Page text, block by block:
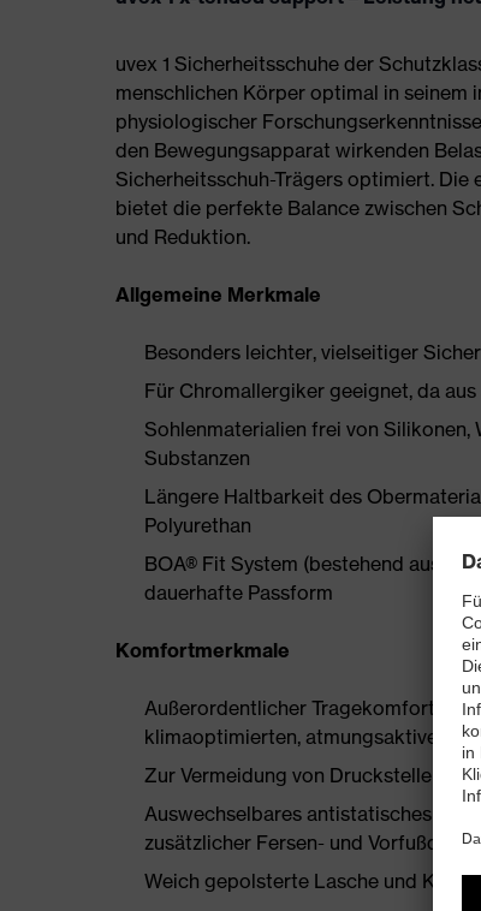
uvex 1 Sicherheitsschuhe der
menschlichen Körper optimal in seinem
physiologischer
den Bewegungsapparat wirkenden
Sicherheitsschuh-Trägers optimiert.
bietet die perfekte Balance zwischen
und Reduktion.
Allgemeine Merkmale
Besonders leichter, vielseitiger
Für Chromallergiker geeignet, da
Sohlenmaterialien frei von
Substanzen
Längere Haltbarkeit des
Polyurethan
BOA® Fit System (bestehend aus
dauerhafte Passform
Komfortmerkmale
Außerordentlicher Tragekomfort, zu
klimaoptimierten, atmungsaktiven
Zur Vermeidung von Druckstellen
Auswechselbares antistatisches
zusätzlicher Fersen- und
Weich gepolsterte Lasche und